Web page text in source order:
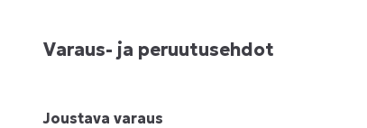
Varaus- ja peruutusehdot
Joustava varaus